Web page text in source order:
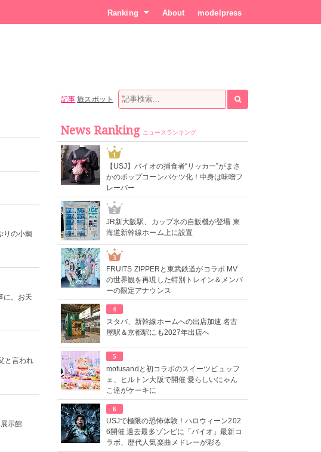
Ranking About modelpress
りの小鯛
に。お天
と言われ
示館
記事 旅スポット
News Ranking ニュースランキング
1
【USJ】バイオの捕食者“リッカー”がまさ
かのポップコーンバケツ化！中身は味噌フ
レーバー
2
JR新大阪駅、カップ氷の自販機が登場 東
海道新幹線ホーム上に設置
3
FRUITS ZIPPERと東武鉄道がコラボ MV
の世界観を再現した特別トレイン＆メンバ
ーの限定アナウンス
4
スタバ、新幹線ホームへの出店加速 名古
屋駅＆京都駅にも2027年出店へ
5
mofusandと初コラボのスイーツビュッフ
ェ、ヒルトン大阪で開催 愛らしいにゃん
こ達がケーキに
6
USJで極限の恐怖体験！ハロウィーン202
6開催 過去最多ゾンビに「バイオ」最新コ
ラボ、歴代人気楽曲メドレーが彩る